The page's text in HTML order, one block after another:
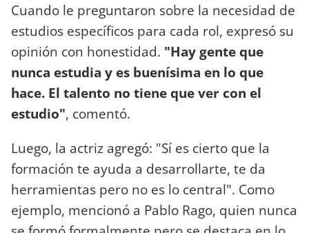
Cuando le preguntaron sobre la necesidad de
estudios específicos para cada rol, expresó su
opinión con honestidad. "Hay gente que
nunca estudia y es buenísima en lo que
hace. El talento no tiene que ver con el
estudio", comentó.
Luego, la actriz agregó: "Sí es cierto que la
formación te ayuda a desarrollarte, te da
herramientas pero no es lo central". Como
ejemplo, mencionó a Pablo Rago, quien nunca